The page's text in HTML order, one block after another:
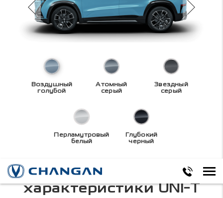
Воздушный
голубой
Атомный
серый
Звездный
серый
Перламутровый
белый
Глубокий
черный
Технические
характеристикиUNI-T